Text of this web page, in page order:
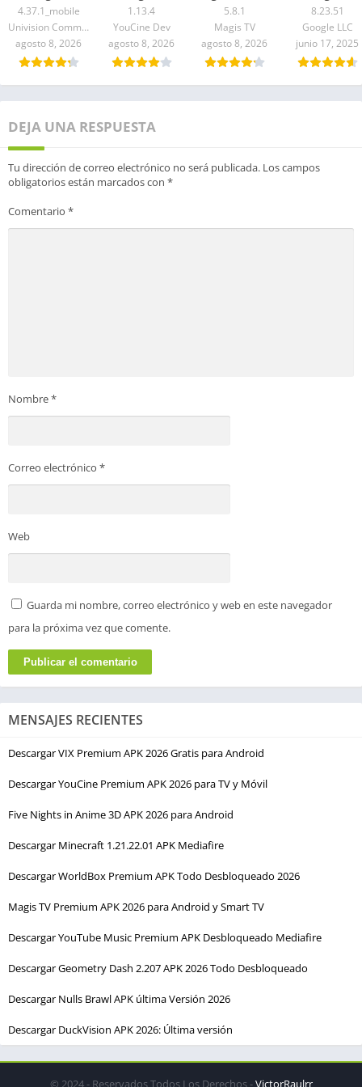
4.37.1_mobile
Univision Communications Inc.
agosto 8, 2026
1.13.4
YouCine Dev
agosto 8, 2026
5.8.1
Magis TV
agosto 8, 2026
8.23.51
Google LLC
junio 17, 2025
DEJA UNA RESPUESTA
Tu dirección de correo electrónico no será publicada. Los campos
obligatorios están marcados con *
Comentario *
Nombre*
Correo electrónico *
Web
Guarda mi nombre, correo electrónico y web en este navegador
para la próxima vez que comente.
MENSAJES RECIENTES
Descargar VIX Premium APK 2026 Gratis para Android
Descargar YouCine Premium APK 2026 para TV y Móvil
Five Nights in Anime 3D APK 2026 para Android
Descargar Minecraft 1.21.22.01 APK Mediafire
Descargar WorldBox Premium APK Todo Desbloqueado 2026
Magis TV Premium APK 2026 para Android y Smart TV
Descargar YouTube Music Premium APK Desbloqueado Mediafire
Descargar Geometry Dash 2.207 APK 2026 Todo Desbloqueado
Descargar Nulls Brawl APK última Versión 2026
Descargar DuckVision APK 2026: Última versión
© 2024 - Reservados Todos Los Derechos -VictorRaulrr